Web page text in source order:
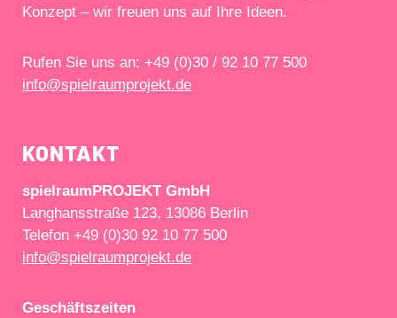
Konzept – wir freuen uns auf Ihre Ideen.
Rufen Sie uns an: +49 (0)30 / 92 10 77 500
info@spielraumprojekt.de
KONTAKT
spielraumPROJEKT GmbH
Langhansstraße 123, 13086 Berlin
Telefon +49 (0)30 92 10 77 500
info@spielraumprojekt.de
Geschäftszeiten